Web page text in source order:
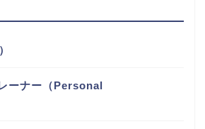
ーナー（Personal